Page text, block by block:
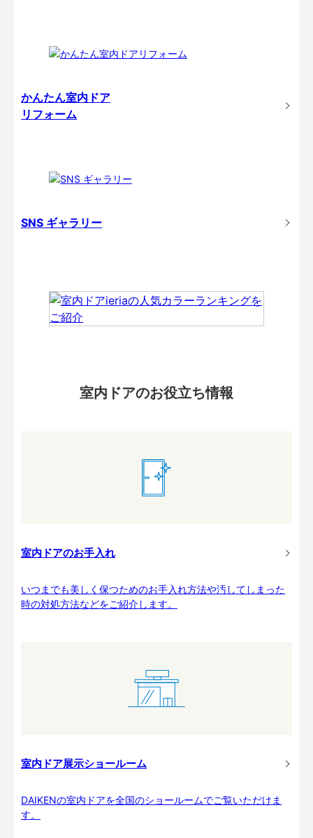
かんたん室内ドア
リフォーム
SNS ギャラリー
室内ドアのお役立ち情報
室内ドアのお手入れ
いつまでも美しく保つためのお手入れ方法や汚してしまった
時の対処方法などをご紹介します。
室内ドア展示ショールーム
DAIKENの室内ドアを全国のショールームでご覧いただけま
す。